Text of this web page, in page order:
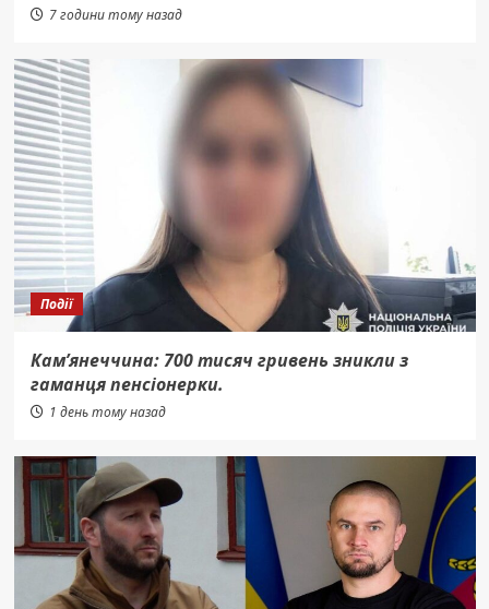
7 години тому назад
Події
Кам’янеччина: 700 тисяч гривень зникли з
гаманця пенсіонерки.
1 день тому назад